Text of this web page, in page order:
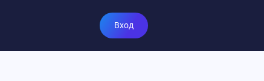
Вход